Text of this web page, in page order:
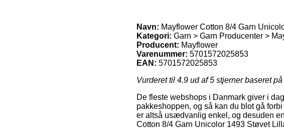
Navn: Mayflower Cotton 8/4 Garn
Kategori: Garn > Garn Producenter >
Producent: Mayflower
Varenummer: 5701572025853
EAN: 5701572025853
Vurderet til 4.9 ud af 5 stjerner baseret på
De fleste webshops i Danmark giver i
pakkeshoppen, og så kan du blot gå
er altså usædvanlig enkel, og desuden
Cotton 8/4 Garn Unicolor 1493 Støvet